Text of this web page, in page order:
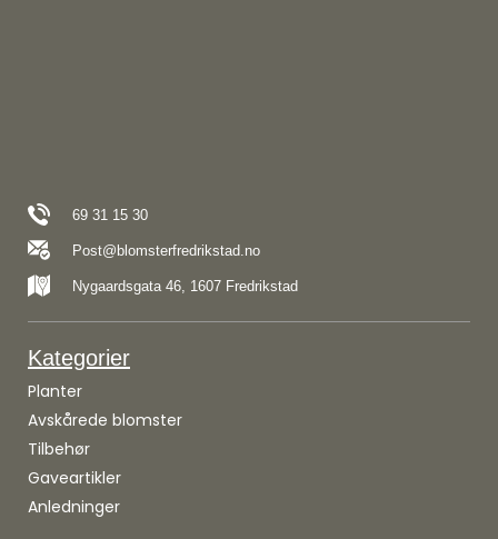
69 31 15 30
Post@blomsterfredrikstad.no
Nygaardsgata 46, 1607 Fredrikstad
Kategorier
Planter
Avskårede blomster
Tilbehør
Gaveartikler
Anledninger